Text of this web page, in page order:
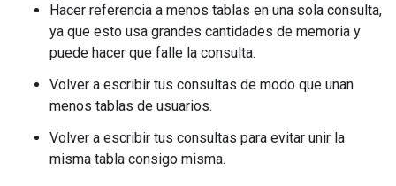
Hacer referencia a menos tablas en una sola consulta,
ya que esto usa grandes cantidades de memoria y
puede hacer que falle la consulta.
Volver a escribir tus consultas de modo que unan
menos tablas de usuarios.
Volver a escribir tus consultas para evitar unir la
misma tabla consigo misma.